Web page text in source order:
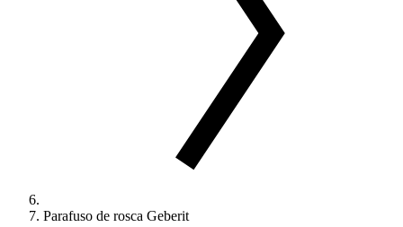
Parafuso de rosca Geberit